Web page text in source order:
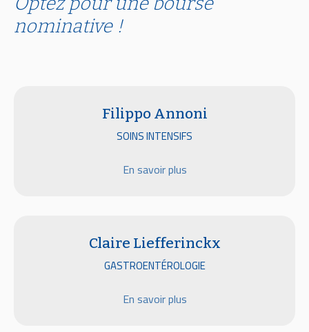
nominative !
Filippo Annoni
SOINS INTENSIFS
En savoir plus
Claire Liefferinckx
GASTROENTÉROLOGIE
En savoir plus